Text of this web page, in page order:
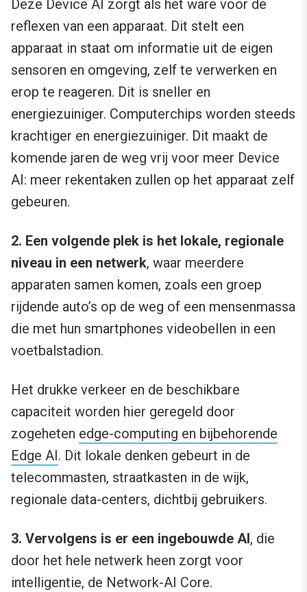
Deze Device AI zorgt als het ware voor de
reflexen van een apparaat. Dit stelt een
apparaat in staat om informatie uit de eigen
sensoren en omgeving, zelf te verwerken en
erop te reageren. Dit is sneller en
energiezuiniger. Computerchips worden steeds
krachtiger en energiezuiniger. Dit maakt de
komende jaren de weg vrij voor meer Device
AI: meer rekentaken zullen op het apparaat zelf
gebeuren.
2. Een volgende plek is het lokale, regionale
niveau in een netwerk, waar meerdere
apparaten samen komen, zoals een groep
rijdende auto’s op de weg of een mensenmassa
die met hun smartphones videobellen in een
voetbalstadion.
Het drukke verkeer en de beschikbare
capaciteit worden hier geregeld door
zogeheten edge-computing en bijbehorende
Edge AI . Dit lokale denken gebeurt in de
telecommasten, straatkasten in de wijk,
regionale data-centers, dichtbij gebruikers.
3. Vervolgens is er een ingebouwde AI , die
door het hele netwerk heen zorgt voor
intelligentie, de Network-AI Core.